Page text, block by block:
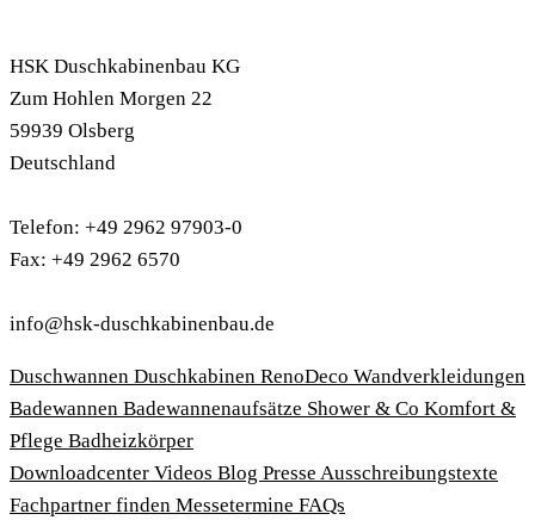
HSK Duschkabinenbau KG
Zum Hohlen Morgen 22
59939 Olsberg
Deutschland
Telefon: +49 2962 97903-0
Fax: +49 2962 6570
info@hsk-duschkabinenbau.de
Duschwannen Duschkabinen RenoDeco Wandverkleidungen
Badewannen Badewannenaufsätze Shower & Co Komfort &
Pflege Badheizkörper
Download­center Videos Blog Presse Ausschreibungstexte
Fachpartner finden Messetermine FAQs